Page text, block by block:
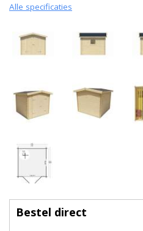
Alle specificaties
Bestel direct